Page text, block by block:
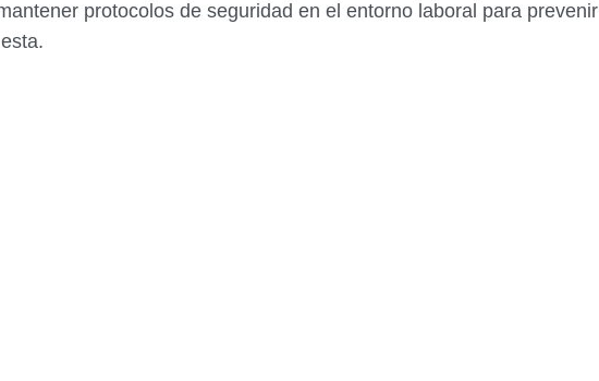
protocolos de seguridad en el entorno laboral para prevenir